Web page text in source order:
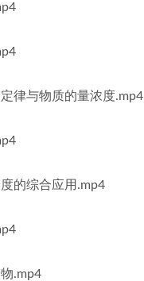
律与物质的量浓度.mp4
的综合应用.mp4
.mp4